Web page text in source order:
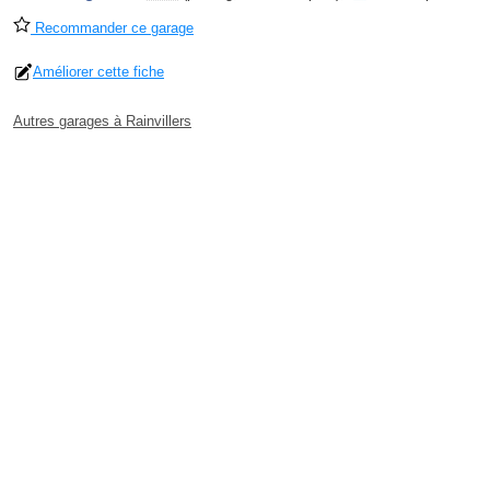
Recommander ce garage
Améliorer cette fiche
Autres garages à Rainvillers